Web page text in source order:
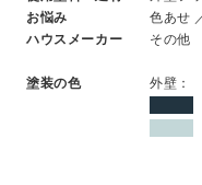
中途採用
お悩み
色あせ
ハウスメーカー
その他
塗装の色
外壁：